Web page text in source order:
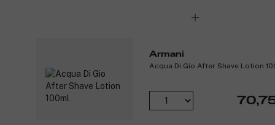
Armani
Acqua Di Gio After Shave Lotion